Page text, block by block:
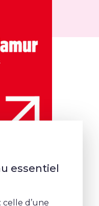
essentiel
d’une